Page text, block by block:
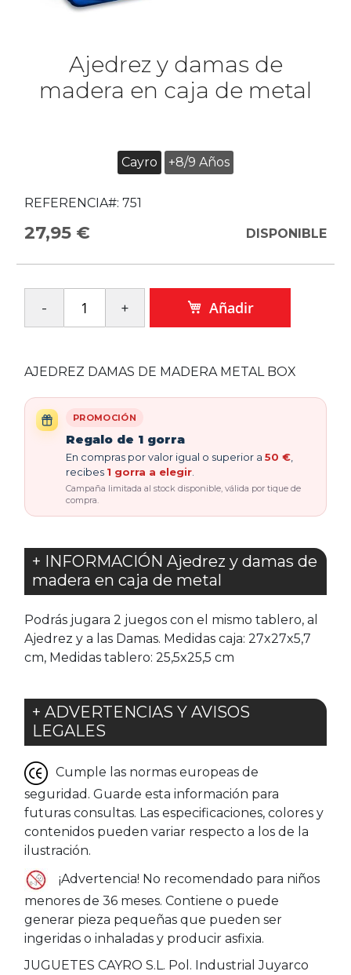
Ajedrez y damas de
madera en caja de metal
Cayro +8/9 Años
REFERENCIA#: 751
27,95 € DISPONIBLE
Añadir
AJEDREZ DAMAS DE MADERA METAL BOX
PROMOCIÓN
Regalo de 1 gorra
En compras por valor igual o superior a 50 €
recibes 1 gorra a elegir
Campaña limitada al stock disponible, válida por tique de
compra.
+ INFORMACIÓN Ajedrez y damas de
madera en caja de metal
Podrás jugara 2 juegos con el mismo tablero, al
Ajedrez y a las Damas. Medidas caja: 27x27x5,7
cm, Medidas tablero: 25,5x25,5 cm
+ ADVERTENCIAS Y AVISOS
LEGALES
Cumple las normas europeas de
seguridad. Guarde esta información para
futuras consultas. Las especificaciones, colores y
contenidos pueden variar respecto a los de la
ilustración.
¡Advertencia! No recomendado para niños
menores de 36 meses. Contiene o puede
generar pieza pequeñas que pueden ser
ingeridas o inhaladas y producir asfixia.
JUGUETES CAYRO S.L. Pol. Industrial Juyarco